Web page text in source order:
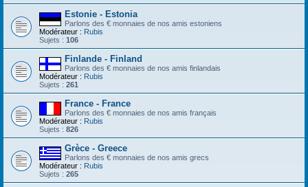
Estonie - Estonia
Parlons des € monnaies de nos amis estoniens
Modérateur : Rubis
Sujets : 106
Finlande - Finland
Parlons des € monnaies de nos amis finlandais
Modérateur : Rubis
Sujets : 261
France - France
Parlons des € monnaies de nos amis français
Modérateur : Rubis
Sujets : 826
Grèce - Greece
Parlons des € monnaies de nos amis grecs
Modérateur : Rubis
Sujets : 265